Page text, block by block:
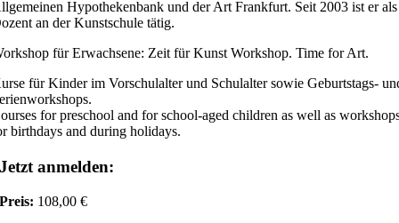
Hypothekenbank und der Art Frankfurt. Seit 2003 ist er als
an der Kunstschule tätig.
für Erwachsene: Zeit für Kunst Workshop. Time for Art.
für Kinder im Vorschulalter und Schulalter sowie Geburtstags-
for preschool and for school-aged children as well as
birthdays and during holidays.
Jetzt anmelden:
Preis: 108,00 €